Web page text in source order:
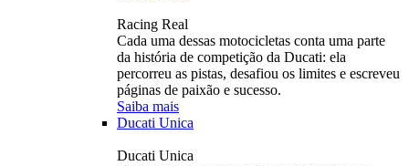
Racing Real
Cada uma dessas motocicletas conta uma parte
da história de competição da Ducati: ela
percorreu as pistas, desafiou os limites e escreveu
páginas de paixão e sucesso.
Saiba mais
Ducati Unica
Ducati Unica